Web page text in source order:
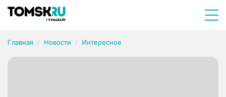
Главная Новости Интересное